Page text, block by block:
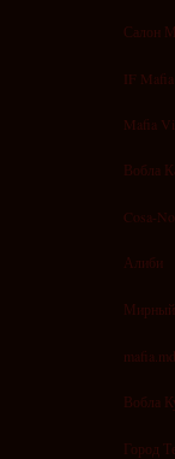
Салон
IF
Mafia
Вобла
Cosa-
Алиби
Мирный
mafia.md
Вобла
Город